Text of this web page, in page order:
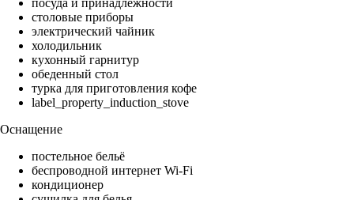
посуда и принадлежности
столовые приборы
электрический чайник
холодильник
кухонный гарнитур
обеденный стол
турка для приготовления кофе
label_property_induction_stove
Оснащение
постельное бельё
беспроводной интернет Wi-Fi
кондиционер